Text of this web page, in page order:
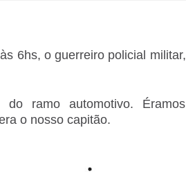
6hs, o guerreiro policial militar,
ramo automotivo. Éramos
o nosso capitão.